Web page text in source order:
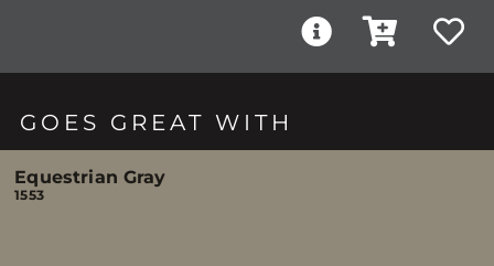
GOES GREAT WITH
Equestrian Gray
1553